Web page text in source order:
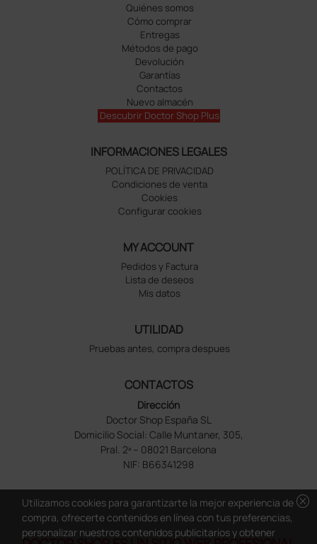
Quiénes somos
Cómo comprar
Entregas
Métodos de pago
Devolución
Garantías
Contactos
Nuevo almacén
Descubrir Doctor Shop Plus
INFORMACIONES LEGALES
POLÍTICA DE PRIVACIDAD
Condiciones de venta
Cookies
Configurar cookies
MY ACCOUNT
Pedidos y Factura
Lista de deseos
Mis datos
UTILIDAD
Pruebas antes, compra despues
CONTACTOS
Dirección
Doctor Shop España SL
Domicilio Social: Calle Muntaner, 305,
Pral. 2ª – 08021 Barcelona
NIF: B66341298
cancel
Utilizamos cookies para garantizarte la mejor experiencia de
compra, ofrecerte contenidos en línea con tus preferencias,
personalizar nuestros contenidos publicitarios y obtener